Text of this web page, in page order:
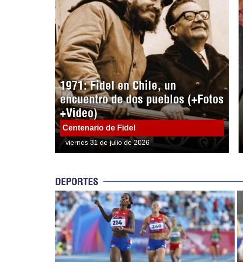
1971: Fidel en Chile, un
encuentro de dos pueblos (+Fotos
+Video)
Centenario de Fidel
viernes 31 de julio de 2026
DEPORTES